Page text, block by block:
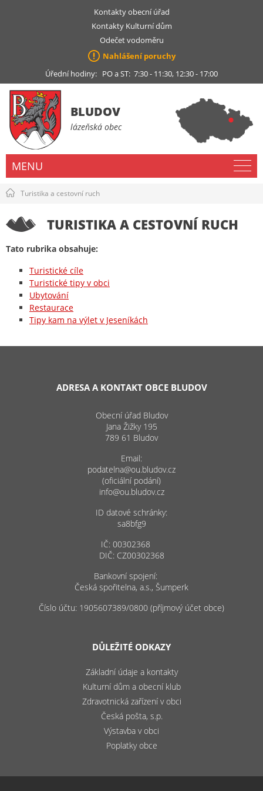
Kontakty obecní úřad
Kontakty Kulturní dům
Odečet vodoměru
Nahlášení poruchy
Úřední hodiny: PO a ST: 7:30 - 11:30, 12:30 - 17:00
BLUDOV
lázeňská obec
MENU
Turistika a cestovní ruch
TURISTIKA A CESTOVNÍ RUCH
Tato rubrika obsahuje:
Turistické cíle
Turistické tipy v obci
Ubytování
Restaurace
Tipy kam na výlet v Jeseníkách
ADRESA A KONTAKT OBCE BLUDOV
Obecní úřad Bludov
Jana Žižky 195
789 61 Bludov
Email:
podatelna@ou.bludov.cz
(oficiální podání)
info@ou.bludov.cz
ID datové schránky:
sa8bfg9
IČ: 00302368
DIČ: CZ00302368
Bankovní spojení:
Česká spořitelna, a.s., Šumperk
Číslo účtu: 1905607389/0800 (příjmový účet obce)
DŮLEŽITÉ ODKAZY
Základní údaje a kontakty
Kulturní dům a obecní klub
Zdravotnická zařízení v obci
Česká pošta, s.p.
Výstavba v obci
Poplatky obce